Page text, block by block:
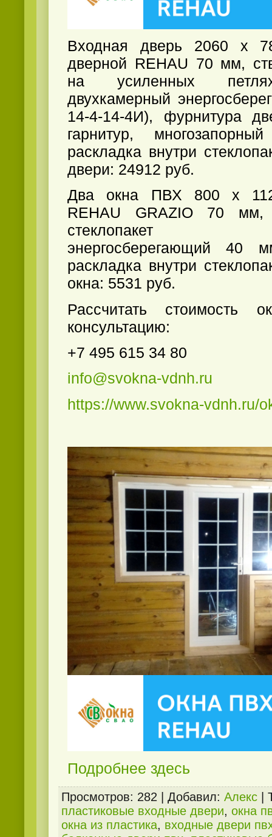
Входная дверь 2060 х
дверной REHAU 70 мм,
на усиленных
двухкамерный
14-4-14-4И), фурнитура
гарнитур,
раскладка внутри
двери: 24912 руб.
Два окна ПВХ 800 х
REHAU GRAZIO 70 мм,
стеклопакет
энергосберегающий 40
раскладка внутри
окна: 5531 руб.
Рассчитать стоимость
консультацию:
+7 495 615 34 80
info@svokna-vdnh.ru
https://www.svokna-vdnh.ru/
Подробнее здесь
Просмотров: 282 | Добавил: Алекс
пластиковые входные двери, окна
окна из пластика, входные двери